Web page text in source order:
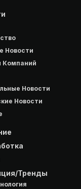
Новости
Компаний
Новости
Новости
Тренды